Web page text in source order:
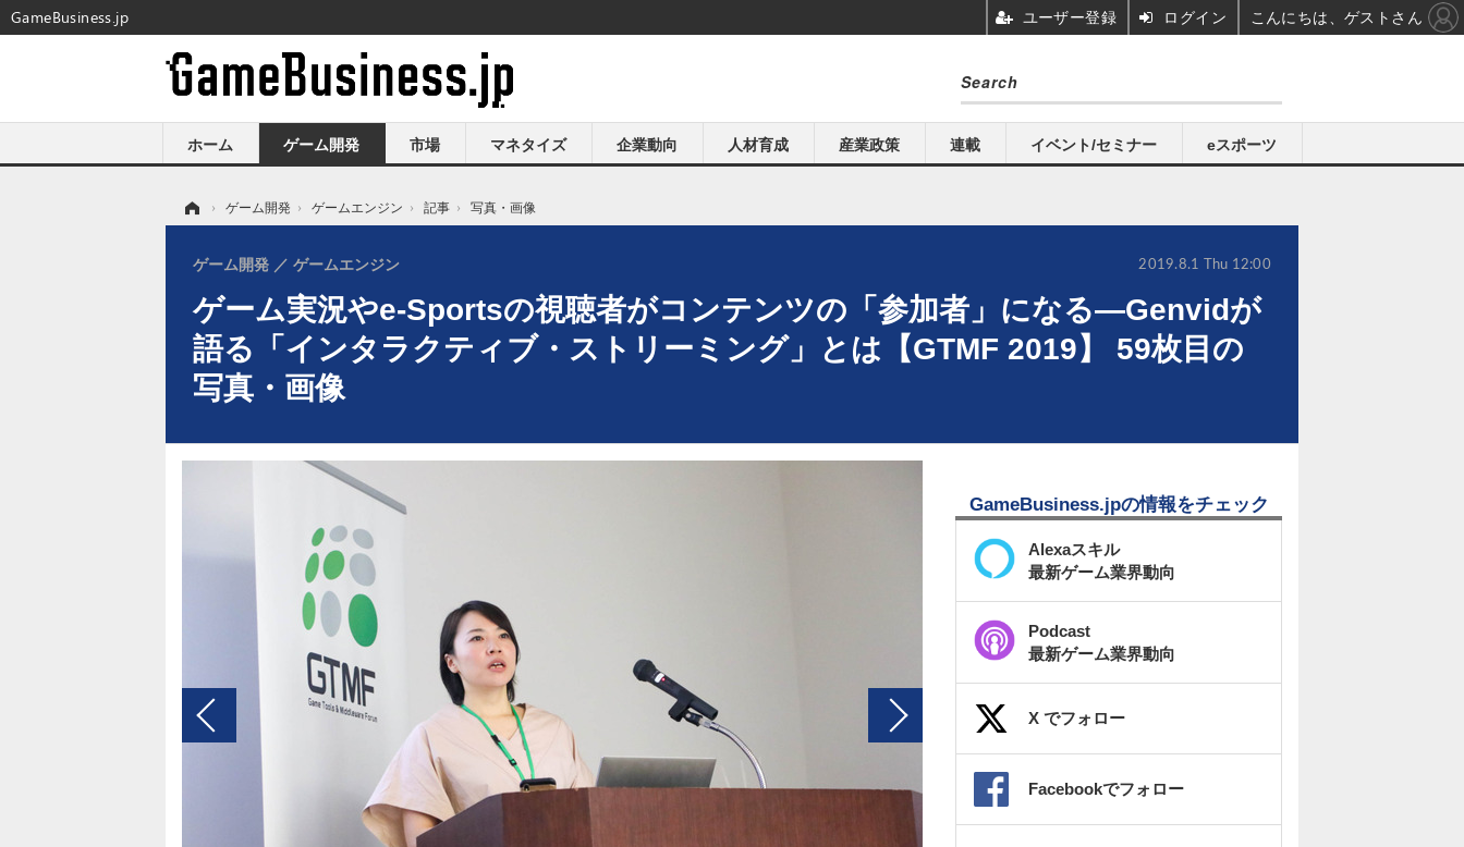
ホーム ゲーム開発 市場 マネタイズ 企業動向 人材育成 産業政策 連載 イベント/セミナー eスポーツ
› ゲーム開発 › ゲームエンジン › 記事 › 写真・画像
ゲーム実況やe-Sportsの視聴者がコンテンツの「参加者」になる―Genvidが
語る「インタラクティブ・ストリーミング」とは【GTMF 2019】 59枚目の
写真・画像
ゲーム開発 ゲームエンジン 2019.8.1 Thu 12:00
GameBusiness.jpの情報をチェック
Alexaスキル
最新ゲーム業界動向
Podcast
最新ゲーム業界動向
X でフォロー
Facebookでフォロー
GameBusiness.jp ユーザー登録 ログイン こんにちは、ゲストさん